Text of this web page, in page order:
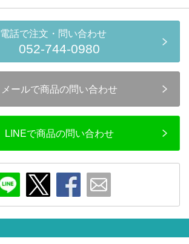
関西
九州・沖縄
商品レビュー
LINEお友達登録
電話で注文・問い合わせ
052-744-0980
メールで商品の問い合わせ
LINEで商品の問い合わせ